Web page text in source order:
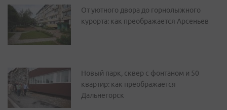
От уютного двора до горнолыжного
курорта: как преображается Арсеньев
Новый парк, сквер с фонтаном и 50
квартир: как преображается
Дальнегорск